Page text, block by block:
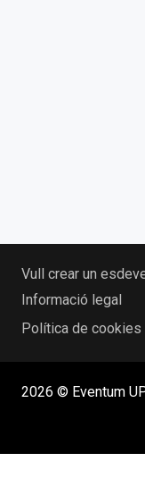
Vull crear un
Informació legal
Política de cookies
2026 © Eventum